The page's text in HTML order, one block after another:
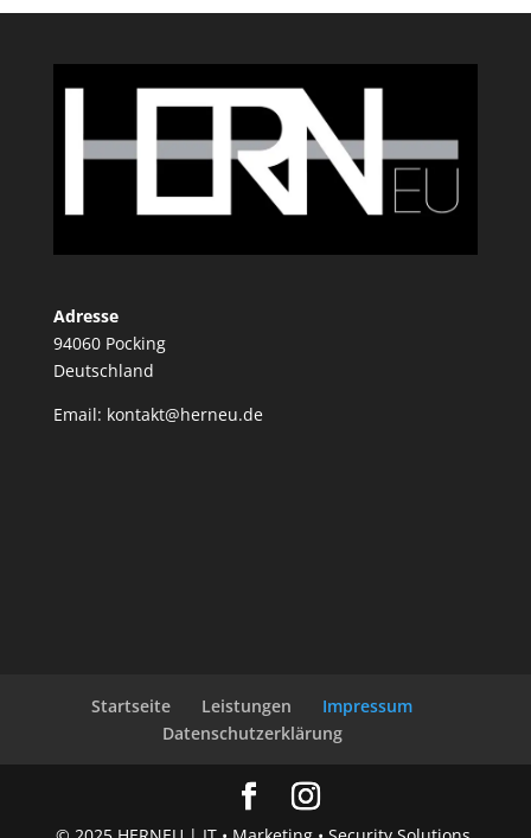
Adresse
94060 Pocking
Deutschland
Email: kontakt@herneu.de
Startseite Leistungen
Impressum
Datenschutzerklärung